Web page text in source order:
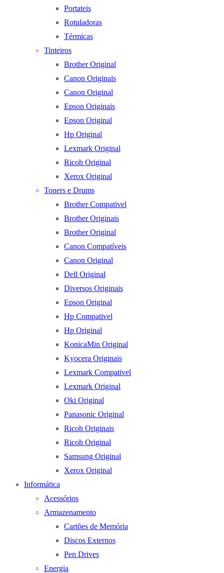
Portateis
Rotuladoras
Térmicas
Tinteiros
Brother Original
Canon Originais
Canon Original
Epson Originais
Epson Original
Hp Original
Lexmark Original
Ricoh Original
Xerox Original
Toners e Drums
Brother Compativel
Brother Originais
Brother Original
Canon Compatíveis
Canon Original
Dell Original
Diversos Originais
Epson Original
Hp Compativel
Hp Original
KonicaMin Original
Kyocera Originais
Lexmark Compativel
Lexmark Original
Oki Original
Panasonic Original
Ricoh Originais
Ricoh Original
Samsung Original
Xerox Original
Informática
Acessórios
Armazenamento
Cartões de Memória
Discos Externos
Pen Drives
Energia